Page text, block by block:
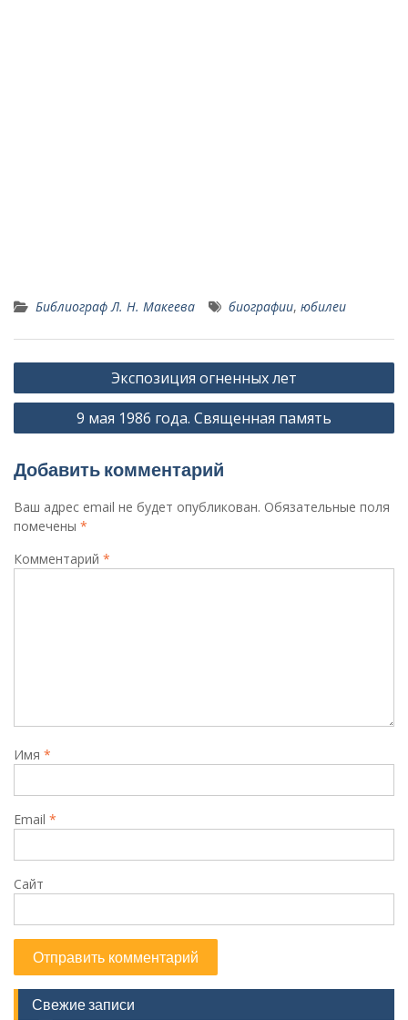
Библиограф Л. Н. Макеева биографии, юбилеи
Навигация
по
записям
Экспозиция огненных лет
9 мая 1986 года. Священная память
Добавить комментарий
Ваш адрес email не будет опубликован. Обязательные поля
помечены *
Комментарий *
Имя *
Email *
Сайт
Свежие записи